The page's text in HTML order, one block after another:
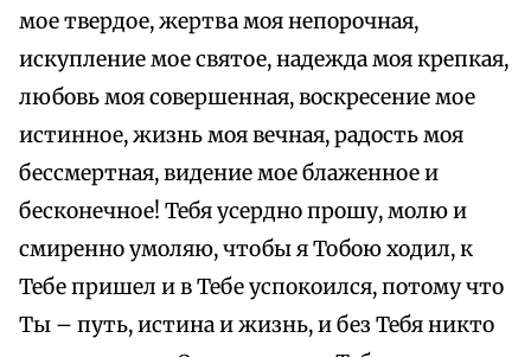
мое твердое, жертва моя непорочная,
искупление мое святое, надежда моя крепкая,
любовь моя совершенная, воскресение мое
истинное, жизнь моя вечная, радость моя
бессмертная, видение мое блаженное и
бесконечное! Тебя усердно прошу, молю и
смиренно умоляю, чтобы я Тобою ходил, к
Тебе пришел и в Тебе успокоился, потому что
Ты – путь, истина и жизнь, и без Тебя никто